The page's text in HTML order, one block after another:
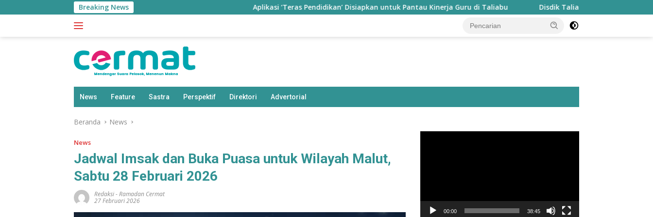
ke
Breaking News Aplikasi ‘Teras Pendidikan’ Disiapkan untuk Pantau Kinerja Guru di Taliabu Disdik Taliabu Gagas Hari Belajar Guru, Bahasa
News Feature Sastra Perspektif Direktori Advertorial
Beranda News
News
Jadwal Imsak dan Buka Puasa untuk Wilayah Malut,
Sabtu 28 Februari 2026
Redaksi-Ramadan Cermat
27 Februari 2026
00:00 38:45